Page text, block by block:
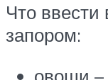
Что ввести
запором: